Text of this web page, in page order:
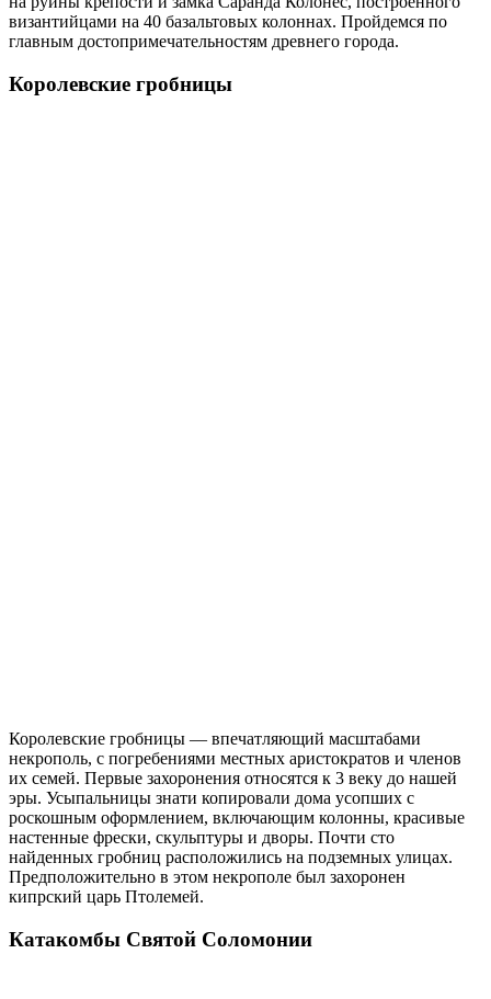
византийцами на 40 базальтовых колоннах. Пройдемся по
главным достопримечательностям древнего города.
Королевские гробницы
Королевские гробницы — впечатляющий масштабами
некрополь, с погребениями местных аристократов и членов
их семей. Первые захоронения относятся к 3 веку до нашей
эры. Усыпальницы знати копировали дома усопших с
роскошным оформлением, включающим колонны, красивые
настенные фрески, скульптуры и дворы. Почти сто
найденных гробниц расположились на подземных улицах.
Предположительно в этом некрополе был захоронен
кипрский царь Птолемей.
Катакомбы Святой Соломонии